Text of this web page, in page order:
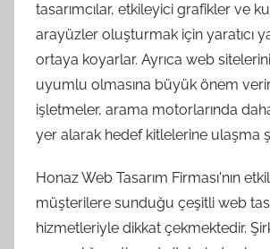
tasarımcılar, etkileyici grafikler ve
arayüzler oluşturmak için yaratıcı
ortaya koyarlar. Ayrıca web
uyumlu olmasına büyük önem
işletmeler, arama motorlarında
yer alarak hedef kitlelerine ulaşma
Honaz Web Tasarım Firması'nın
müşterilere sunduğu çeşitli web
hizmetleriyle dikkat çekmektedir.